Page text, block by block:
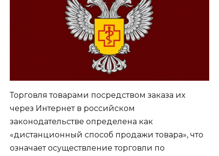
Торговля товарами посредством заказа их
через Интернет в российском
законодательстве определена как
«дистанционный способ продажи товара», что
означает осуществление торговли по